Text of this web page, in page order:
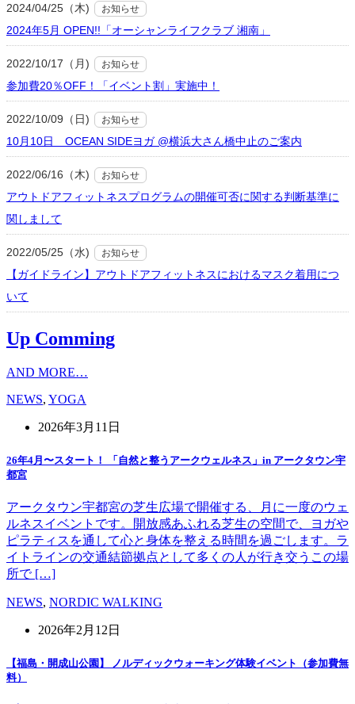
2024/04/25（木) お知らせ
2024年5月 OPEN!!「オーシャンライフクラブ 湘南」
2022/10/17（月) お知らせ
参加費20％OFF！「イベント割」実施中！
2022/10/09（日) お知らせ
10月10日 OCEAN SIDEヨガ @横浜大さん橋中止のご案内
2022/06/16（木) お知らせ
アウトドアフィットネスプログラムの開催可否に関する判断基準に
関しまして
2022/05/25（水) お知らせ
【ガイドライン】アウトドアフィットネスにおけるマスク着用につ
いて
Up Comming
AND MORE…
NEWS, YOGA
2026年3月11日
26年4月〜スタート！ 「自然と整うアークウェルネス」in アークタウン宇
都宮
アークタウン宇都宮の芝生広場で開催する、月に一度のウェ
ルネスイベントです。開放感あふれる芝生の空間で、ヨガや
ピラティスを通して心と身体を整える時間を過ごします。ラ
イトラインの交通結節拠点として多くの人が行き交うこの場
所で […]
NEWS, NORDIC WALKING
2026年2月12日
【福島・開成山公園】 ノルディックウォーキング体験イベント（参加費無
料）